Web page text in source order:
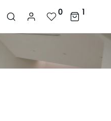
0 1